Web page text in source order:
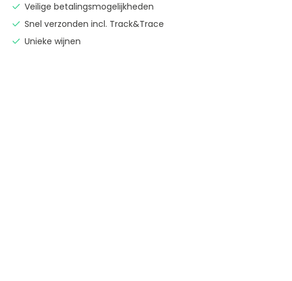
Veilige betalingsmogelijkheden
Snel verzonden incl. Track&Trace
Unieke wijnen